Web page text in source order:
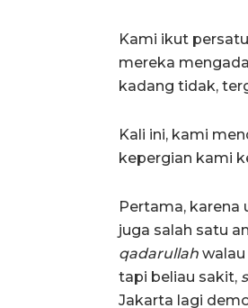
Kami ikut
mereka
kadang tidak,
Kali ini, kami
kepergian kami
Pertama, karena
juga salah satu
qadarullah
tapi beliau sakit,
Jakarta lagi